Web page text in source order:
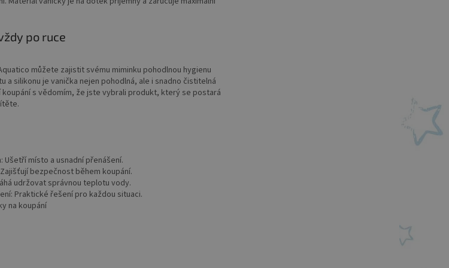
po ruce
můžete zajistit svému miminku pohodlnou hygienu
a silikonu je vanička nejen pohodlná, ale i snadno čistitelná
koupání s vědomím, že jste vybrali produkt, který se postará
Ušetří místo a usnadní přenášení.
bezpečnost během koupání.
udržovat správnou teplotu vody.
Praktické řešení pro každou situaci.
na koupání